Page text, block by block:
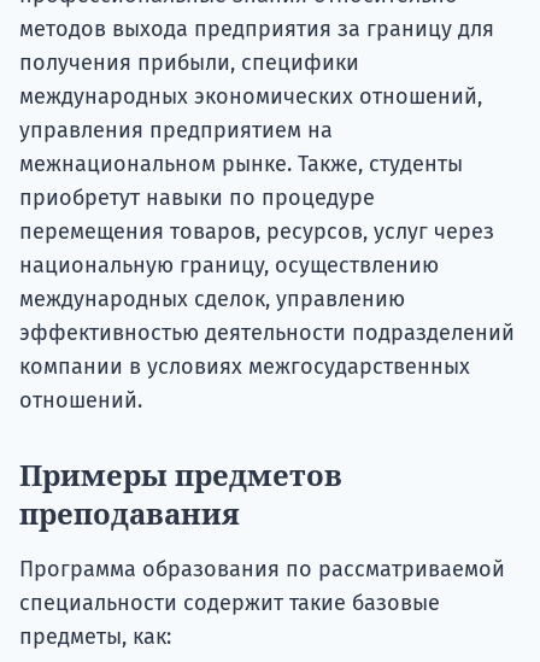
методов выхода предприятия за границу для
получения прибыли, специфики
международных экономических отношений,
управления предприятием на
межнациональном рынке. Также, студенты
приобретут навыки по процедуре
перемещения товаров, ресурсов, услуг через
национальную границу, осуществлению
международных сделок, управлению
эффективностью деятельности подразделений
компании в условиях межгосударственных
отношений.
Примеры предметов
преподавания
Программа образования по рассматриваемой
специальности содержит такие базовые
предметы, как: